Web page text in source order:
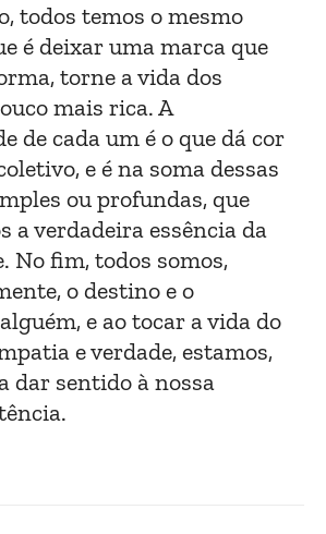
todos temos o mesmo
é deixar uma marca que
torne a vida dos
mais rica. A
de cada um é o que dá cor
e é na soma dessas
ou profundas, que
a verdadeira essência da
No fim, todos somos,
o destino e o
e ao tocar a vida do
e verdade, estamos,
dar sentido à nossa